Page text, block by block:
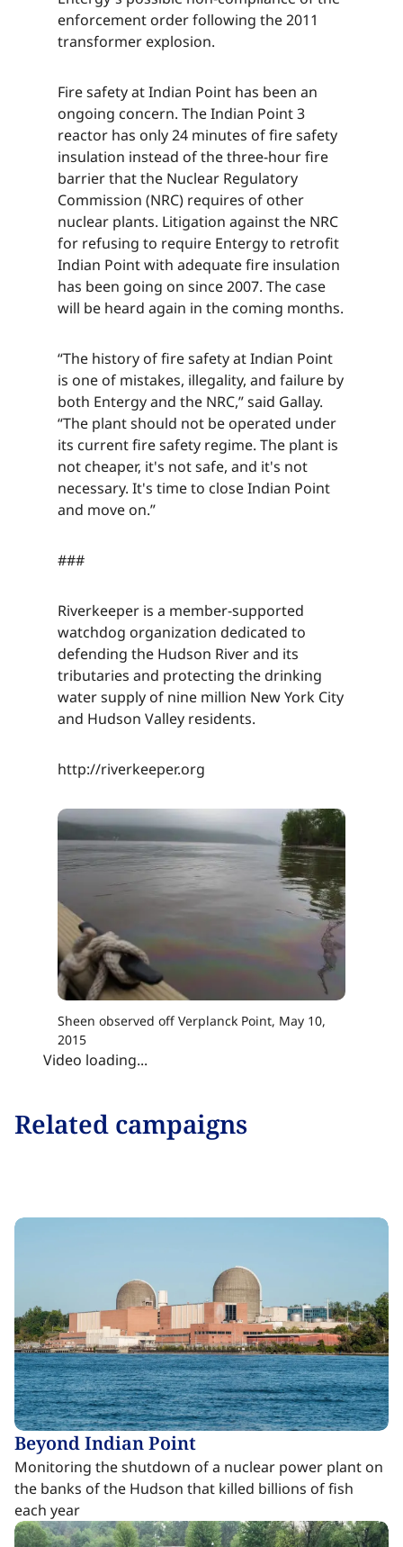
enforcement order following the 2011
transformer explosion.​​​​‌ ‍ ​‍​‍‌‍ ‌ ​‍‌‍‍‌‌‍‌ ‌‍‍‌‌‍ ‍​‍​‍​ ‍‍​‍​‍‌ ​ ‌‍​‌‌‍ ‍‌‍‍‌‌ ‌​‌ ‍‌​‍ ‍‌‍‍‌‌‍ ​‍​‍​‍ ​​‍​‍‌‍‍​‌ ​‍‌‍‌‌‌‍‌‍​‍​‍​ ‍‍​‍​‍‌‍‍​‌ ‌​‌ ‌​‌ ​​‌ ​ ​ ‍‍​‍ ​‍ ‌‍​ ‌‍ ‌‌ ​ ​‍ ‍‌‍ ‌‌‍​‌‌‍‍‌‌‍ ‍​‍ ‍​ ​‍​ ​​​ ​‍​ ‌​‌ ​‍‌‍‌‌‌‍‌​‌‍‌‌‌ ​ ‌‍‍‌‌‍‌ ‌‍ ‍​‍ ‍‌ ​‍‌‍‍‌‌ ‌‍‌‍‌‌‌ ​‍‌‍‍ ‌‍‌‌‌‍‌‌‌ ​​‌‍‌‌‌ ​‍​‍ ‍‌‍ ‌ ​‍‌‍‌ ​‍ ‌‍‍‌‌‍ ‍‌ ‌​‌‍‌‌‌‍ ‍‌ ‌​​‍ ‌‍‌‌‌‍‌​‌‍‍‌‌ ‌​​‍ ‌‍ ‌‌‍ ‌‍‌​‌‍‌‌​ ‌‌ ​​‌ ​‍‌‍‌‌‌ ​ ‌‍‌‌‌‍ ‍‌ ‌​‌‍​‌‌ ‌​‌‍‍‌‌‍ ‌‍ ‍​ ‍ ‌‍‍‌‌‍‌​​ ‌​ ‌​​ ‍​‌‍​‌​ ‌‌‌‍​ ​ ‌​​ ‌ ‌‍‌​​‍ ‌​ ‍‌​ ‍​‌‍‌‍​ ‌‍​‍ ‌​ ‌​‌‍‌‌​ ‍​‌‍‌‍​‍ ‌​ ‍‌​ ​‌​ ‌ ​ ‌ ​‍ ‌​ ‌‍‌‍‌​‌‍‌‍​ ‌​‌‍‌‌​ ​‌‌‍​‌​ ‍​​ ‍​​ ‍‌‌‍​ ‌‍​‌​ ‍ ‌ ‌​‌ ‍‌‌ ​​‌‍‌‌​ ‌‌‍​‌‌ ​‍‌ ‌​‌‍‍‌‌‍​ ‌‍ ​‌‍‌‌​ ‍ ‌ ​​‌‍​‌‌ ‌​‌‍‍​​ ‌‌‍​ ‌‍ ‌‍ ‍‌ ‌​‌‍‌‌‌‍ ‍‌ ‌​​‍‌‌​ ‌‌‌​​‍‌‌ ‌‍‍ ‌‍‌‌‌ ‍‌​‍‌‌​ ​ ‌​‌​​‍‌‌​ ​ ‌​‌​​‍‌‌​ ​‍​ ​‍​ ​ ‌‍​ ​ ‌‍‌‍‌‌​ ‌​​ ​​‌‍‌​​ ‌ ​ ‌‍​ ‍‌‌‍‌​​ ‌ ​‍‌‌​ ​‍​ ​‍​‍‌‌​ ‌‌‌​‌​​‍ ‍‌‍​ ‌‍‍​‌‍‍‌‌‍ ​‌‍‌​‌ ​‍‌‍‌‌‌‍ ‍​‍‌‌​ ‌‌‌​​‍‌‌ ‌‍‍ ‌‍‌‌‌ ‍‌​‍‌‌​ ​ ‌​‌​​‍‌‌​ ​ ‌​‌​​‍‌‌​ ​‍​ ​‍​ ​ ‌‍​ ​ ‌‍‌‍‌‌​ ‌​​ ​​‌‍‌​​ ‌ ​ ‌‍​ ‍‌‌‍‌​​ ‌ ​ ​​​‍‌‌​ ​‍​ ​‍​‍‌‌​ ‌‌‌​‌​​‍ ‍‌ ‌​‌‍‌‌‌ ‍​‌ ‌​​ ‌‍​‍‌‍​‌‌ ​ ‌‍‌‌‌‌‌‌‌ ​‍‌‍ ​​ ‌‌‍‍​‌ ‌​‌ ‌​‌ ​​‌ ​ ​‍‌‌​ ​ ‌​​‌​‍‌‌​ ​‍‌​‌‍​‍‌‌​ ​‍‌​‌‍‌‍​ ‌‍ ‌‌ ​ ​‍ ‍‌‍ ‌‌‍​‌‌‍‍‌‌‍ ‍​‍ ‍​ ​‍​ ​​​ ​‍​ ‌​‌ ​‍‌‍‌‌‌‍‌​‌‍‌‌‌ ​ ‌‍‍‌‌‍‌ ‌‍ ‍​‍ ‍‌ ​‍‌‍‍‌‌ ‌‍‌‍‌‌‌ ​‍‌‍‍ ‌‍‌‌‌‍‌‌‌ ​​‌‍‌‌‌ ​‍​‍ ‍‌‍ ‌ ​‍‌‍‌ ​‍‌‍‌‍‍‌‌‍‌​​ ‌​ ‌​​ ‍​‌‍​‌​ ‌‌‌‍​ ​ ‌​​ ‌ ‌‍‌​​‍ ‌​ ‍‌​ ‍​‌‍‌‍​ ‌‍​‍ ‌​ ‌​‌‍‌‌​ ‍​‌‍‌‍​‍ ‌​ ‍‌​ ​‌​ ‌ ​ ‌ ​‍ ‌​ ‌‍‌‍‌​‌‍‌‍​ ‌​‌‍‌‌​ ​‌‌‍​‌​ ‍​​ ‍​​ ‍‌‌‍​ ‌‍​‌​‍‌‍‌ ‌​‌ ‍‌‌ ​​‌‍‌‌​ ‌‌‍​‌‌ ​‍‌ ‌​‌‍‍‌‌‍​ ‌‍ ​‌‍‌‌​‍‌‍‌ ​​‌‍​‌‌ ‌​‌‍‍​​ ‌‌‍​ ‌‍ ‌‍ ‍‌ ‌​‌‍‌‌‌‍ ‍‌ ‌​​‍‌‌​ ‌‌‌​​‍‌‌ ‌‍‍ ‌‍‌‌‌ ‍‌​‍‌‌​ ​ ‌​‌​​‍‌‌​ ​ ‌​‌​​‍‌‌​ ​‍​ ​‍​ ​ ‌‍​ ​ ‌‍‌‍‌‌​ ‌​​ ​​‌‍‌​​ ‌ ​ ‌‍​ ‍‌‌‍‌​​ ‌ ​‍‌‌​ ​‍​ ​‍​‍‌‌​ ‌‌‌​‌​​‍ ‍‌‍​ ‌‍‍​‌‍‍‌‌‍ ​‌‍‌​‌ ​‍‌‍‌‌‌‍ ‍​‍‌‌​ ‌‌‌​​‍‌‌ ‌‍‍ ‌‍‌‌‌ ‍‌​‍‌‌​ ​ ‌​‌​​‍‌‌​ ​ ‌​‌​​‍‌‌​ ​‍​ ​‍​ ​ ‌‍​ ​ ‌‍‌‍‌‌​ ‌​​ ​​‌‍‌​​ ‌ ​ ‌‍​ ‍‌‌‍‌​​ ‌ ​ ​​​‍‌‌​ ​‍​ ​‍​‍‌‌​ ‌‌‌​‌​​‍ ‍‌ ‌​‌‍‌‌‌ ‍​‌ ‌​​‍‌‍‌ ​​‌‍‌‌‌ ​‍‌ ​ ‌ ​​‌‍‌‌‌‍​ ‌ ‌​‌‍‍‌‌ ‌‍‌‍‌‌​ ‌‌ ​​‌ ‌‌‌‍​‍‌‍ ​‌‍‍‌‌ ​ ‌‍‍​‌‍‌‌‌‍‌​​‍​‍‌ ‌
Fire safety at Indian Point has been an
ongoing concern. The Indian Point 3
reactor has only 24 minutes of fire safety
insulation instead of the three-hour fire
barrier that the Nuclear Regulatory
Commission (NRC) requires of other
nuclear plants. Litigation against the NRC
for refusing to require Entergy to retrofit
Indian Point with adequate fire insulation
has been going on since 2007. The case
will be heard again in the coming months.​​​​‌ ‍ ​‍​‍‌‍ ‌ ​‍‌‍‍‌‌‍‌ ‌‍‍‌‌‍ ‍​‍​‍​ ‍‍​‍​‍‌ ​ ‌‍​‌‌‍ ‍‌‍‍‌‌ ‌​‌ ‍‌​‍ ‍‌‍‍‌‌‍ ​‍​‍​‍ ​​‍​‍‌‍‍​‌ ​‍‌‍‌‌‌‍‌‍​‍​‍​ ‍‍​‍​‍‌‍‍​‌ ‌​‌ ‌​‌ ​​‌ ​ ​ ‍‍​‍ ​‍ ‌‍​ ‌‍ ‌‌ ​ ​‍ ‍‌‍ ‌‌‍​‌‌‍‍‌‌‍ ‍​‍ ‍​ ​‍​ ​​​ ​‍​ ‌​‌ ​‍‌‍‌‌‌‍‌​‌‍‌‌‌ ​ ‌‍‍‌‌‍‌ ‌‍ ‍​‍ ‍‌ ​‍‌‍‍‌‌ ‌‍‌‍‌‌‌ ​‍‌‍‍ ‌‍‌‌‌‍‌‌‌ ​​‌‍‌‌‌ ​‍​‍ ‍‌‍ ‌ ​‍‌‍‌ ​‍ ‌‍‍‌‌‍ ‍‌ ‌​‌‍‌‌‌‍ ‍‌ ‌​​‍ ‌‍‌‌‌‍‌​‌‍‍‌‌ ‌​​‍ ‌‍ ‌‌‍ ‌‍‌​‌‍‌‌​ ‌‌ ​​‌ ​‍‌‍‌‌‌ ​ ‌‍‌‌‌‍ ‍‌ ‌​‌‍​‌‌ ‌​‌‍‍‌‌‍ ‌‍ ‍​ ‍ ‌‍‍‌‌‍‌​​ ‌​ ‌​​ ‍​‌‍​‌​ ‌‌‌‍​ ​ ‌​​ ‌ ‌‍‌​​‍ ‌​ ‍‌​ ‍​‌‍‌‍​ ‌‍​‍ ‌​ ‌​‌‍‌‌​ ‍​‌‍‌‍​‍ ‌​ ‍‌​ ​‌​ ‌ ​ ‌ ​‍ ‌​ ‌‍‌‍‌​‌‍‌‍​ ‌​‌‍‌‌​ ​‌‌‍​‌​ ‍​​ ‍​​ ‍‌‌‍​ ‌‍​‌​ ‍ ‌ ‌​‌ ‍‌‌ ​​‌‍‌‌​ ‌‌‍​‌‌ ​‍‌ ‌​‌‍‍‌‌‍​ ‌‍ ​‌‍‌‌​ ‍ ‌ ​​‌‍​‌‌ ‌​‌‍‍​​ ‌‌‍​ ‌‍ ‌‍ ‍‌ ‌​‌‍‌‌‌‍ ‍‌ ‌​​‍‌‌​ ‌‌‌​​‍‌‌ ‌‍‍ ‌‍‌‌‌ ‍‌​‍‌‌​ ​ ‌​‌​​‍‌‌​ ​ ‌​‌​​‍‌‌​ ​‍​ ​‍​ ‍​‌‍​‍​ ​‌​ ​‌‌‍‌‍​ ‍‌​ ‍​​ ‍‌‌‍​‌​ ‌​‌‍‌‍‌‍‌‍​‍‌‌​ ​‍​ ​‍​‍‌‌​ ‌‌‌​‌​​‍ ‍‌‍​ ‌‍‍​‌‍‍‌‌‍ ​‌‍‌​‌ ​‍‌‍‌‌‌‍ ‍​‍‌‌​ ‌‌‌​​‍‌‌ ‌‍‍ ‌‍‌‌‌ ‍‌​‍‌‌​ ​ ‌​‌​​‍‌‌​ ​ ‌​‌​​‍‌‌​ ​‍​ ​‍​ ‍​‌‍​‍​ ​‌​ ​‌‌‍‌‍​ ‍‌​ ‍​​ ‍‌‌‍​‌​ ‌​‌‍‌‍‌‍‌‍​ ​​​‍‌‌​ ​‍​ ​‍​‍‌‌​ ‌‌‌​‌​​‍ ‍‌ ‌​‌‍‌‌‌ ‍​‌ ‌​​ ‌‍​‍‌‍​‌‌ ​ ‌‍‌‌‌‌‌‌‌ ​‍‌‍ ​​ ‌‌‍‍​‌ ‌​‌ ‌​‌ ​​‌ ​ ​‍‌‌​ ​ ‌​​‌​‍‌‌​ ​‍‌​‌‍​‍‌‌​ ​‍‌​‌‍‌‍​ ‌‍ ‌‌ ​ ​‍ ‍‌‍ ‌‌‍​‌‌‍‍‌‌‍ ‍​‍ ‍​ ​‍​ ​​​ ​‍​ ‌​‌ ​‍‌‍‌‌‌‍‌​‌‍‌‌‌ ​ ‌‍‍‌‌‍‌ ‌‍ ‍​‍ ‍‌ ​‍‌‍‍‌‌ ‌‍‌‍‌‌‌ ​‍‌‍‍ ‌‍‌‌‌‍‌‌‌ ​​‌‍‌‌‌ ​‍​‍ ‍‌‍ ‌ ​‍‌‍‌ ​‍‌‍‌‍‍‌‌‍‌​​ ‌​ ‌​​ ‍​‌‍​‌​ ‌‌‌‍​ ​ ‌​​ ‌ ‌‍‌​​‍ ‌​ ‍‌​ ‍​‌‍‌‍​ ‌‍​‍ ‌​ ‌​‌‍‌‌​ ‍​‌‍‌‍​‍ ‌​ ‍‌​ ​‌​ ‌ ​ ‌ ​‍ ‌​ ‌‍‌‍‌​‌‍‌‍​ ‌​‌‍‌‌​ ​‌‌‍​‌​ ‍​​ ‍​​ ‍‌‌‍​ ‌‍​‌​‍‌‍‌ ‌​‌ ‍‌‌ ​​‌‍‌‌​ ‌‌‍​‌‌ ​‍‌ ‌​‌‍‍‌‌‍​ ‌‍ ​‌‍‌‌​‍‌‍‌ ​​‌‍​‌‌ ‌​‌‍‍​​ ‌‌‍​ ‌‍ ‌‍ ‍‌ ‌​‌‍‌‌‌‍ ‍‌ ‌​​‍‌‌​ ‌‌‌​​‍‌‌ ‌‍‍ ‌‍‌‌‌ ‍‌​‍‌‌​ ​ ‌​‌​​‍‌‌​ ​ ‌​‌​​‍‌‌​ ​‍​ ​‍​ ‍​‌‍​‍​ ​‌​ ​‌‌‍‌‍​ ‍‌​ ‍​​ ‍‌‌‍​‌​ ‌​‌‍‌‍‌‍‌‍​‍‌‌​ ​‍​ ​‍​‍‌‌​ ‌‌‌​‌​​‍ ‍‌‍​ ‌‍‍​‌‍‍‌‌‍ ​‌‍‌​‌ ​‍‌‍‌‌‌‍ ‍​‍‌‌​ ‌‌‌​​‍‌‌ ‌‍‍ ‌‍‌‌‌ ‍‌​‍‌‌​ ​ ‌​‌​​‍‌‌​ ​ ‌​‌​​‍‌‌​ ​‍​ ​‍​ ‍​‌‍​‍​ ​‌​ ​‌‌‍‌‍​ ‍‌​ ‍​​ ‍‌‌‍​‌​ ‌​‌‍‌‍‌‍‌‍​ ​​​‍‌‌​ ​‍​ ​‍​‍‌‌​ ‌‌‌​‌​​‍ ‍‌ ‌​‌‍‌‌‌ ‍​‌ ‌​​‍‌‍‌ ​​‌‍‌‌‌ ​‍‌ ​ ‌ ​​‌‍‌‌‌‍​ ‌ ‌​‌‍‍‌‌ ‌‍‌‍‌‌​ ‌‌ ​​‌ ‌‌‌‍​‍‌‍ ​‌‍‍‌‌ ​ ‌‍‍​‌‍‌‌‌‍‌​​‍​‍‌ ‌
“The history of fire safety at Indian Point
is one of mistakes, illegality, and failure by
both Entergy and the NRC,” said Gallay.
“The plant should not be operated under
its current fire safety regime. The plant is
not cheaper, it's not safe, and it's not
necessary. It's time to close Indian Point
and move on.”​​​​‌ ‍ ​‍​‍‌‍ ‌ ​‍‌‍‍‌‌‍‌ ‌‍‍‌‌‍ ‍​‍​‍​ ‍‍​‍​‍‌ ​ ‌‍​‌‌‍ ‍‌‍‍‌‌ ‌​‌ ‍‌​‍ ‍‌‍‍‌‌‍ ​‍​‍​‍ ​​‍​‍‌‍‍​‌ ​‍‌‍‌‌‌‍‌‍​‍​‍​ ‍‍​‍​‍‌‍‍​‌ ‌​‌ ‌​‌ ​​‌ ​ ​ ‍‍​‍ ​‍ ‌‍​ ‌‍ ‌‌ ​ ​‍ ‍‌‍ ‌‌‍​‌‌‍‍‌‌‍ ‍​‍ ‍​ ​‍​ ​​​ ​‍​ ‌​‌ ​‍‌‍‌‌‌‍‌​‌‍‌‌‌ ​ ‌‍‍‌‌‍‌ ‌‍ ‍​‍ ‍‌ ​‍‌‍‍‌‌ ‌‍‌‍‌‌‌ ​‍‌‍‍ ‌‍‌‌‌‍‌‌‌ ​​‌‍‌‌‌ ​‍​‍ ‍‌‍ ‌ ​‍‌‍‌ ​‍ ‌‍‍‌‌‍ ‍‌ ‌​‌‍‌‌‌‍ ‍‌ ‌​​‍ ‌‍‌‌‌‍‌​‌‍‍‌‌ ‌​​‍ ‌‍ ‌‌‍ ‌‍‌​‌‍‌‌​ ‌‌ ​​‌ ​‍‌‍‌‌‌ ​ ‌‍‌‌‌‍ ‍‌ ‌​‌‍​‌‌ ‌​‌‍‍‌‌‍ ‌‍ ‍​ ‍ ‌‍‍‌‌‍‌​​ ‌​ ‌​​ ‍​‌‍​‌​ ‌‌‌‍​ ​ ‌​​ ‌ ‌‍‌​​‍ ‌​ ‍‌​ ‍​‌‍‌‍​ ‌‍​‍ ‌​ ‌​‌‍‌‌​ ‍​‌‍‌‍​‍ ‌​ ‍‌​ ​‌​ ‌ ​ ‌ ​‍ ‌​ ‌‍‌‍‌​‌‍‌‍​ ‌​‌‍‌‌​ ​‌‌‍​‌​ ‍​​ ‍​​ ‍‌‌‍​ ‌‍​‌​ ‍ ‌ ‌​‌ ‍‌‌ ​​‌‍‌‌​ ‌‌‍​‌‌ ​‍‌ ‌​‌‍‍‌‌‍​ ‌‍ ​‌‍‌‌​ ‍ ‌ ​​‌‍​‌‌ ‌​‌‍‍​​ ‌‌‍​ ‌‍ ‌‍ ‍‌ ‌​‌‍‌‌‌‍ ‍‌ ‌​​‍‌‌​ ‌‌‌​​‍‌‌ ‌‍‍ ‌‍‌‌‌ ‍‌​‍‌‌​ ​ ‌​‌​​‍‌‌​ ​ ‌​‌​​‍‌‌​ ​‍​ ​‍​ ‌ ​ ‍​‌‍‌‌​ ‌‌‌‍‌‍​ ‍​‌‍‌‌​ ‍​‌‍‌​​ ‌​​ ​ ​ ​ ​‍‌‌​ ​‍​ ​‍​‍‌‌​ ‌‌‌​‌​​‍ ‍‌‍​ ‌‍‍​‌‍‍‌‌‍ ​‌‍‌​‌ ​‍‌‍‌‌‌‍ ‍​‍‌‌​ ‌‌‌​​‍‌‌ ‌‍‍ ‌‍‌‌‌ ‍‌​‍‌‌​ ​ ‌​‌​​‍‌‌​ ​ ‌​‌​​‍‌‌​ ​‍​ ​‍​ ‌ ​ ‍​‌‍‌‌​ ‌‌‌‍‌‍​ ‍​‌‍‌‌​ ‍​‌‍‌​​ ‌​​ ​ ​ ​ ​ ​​​‍‌‌​ ​‍​ ​‍​‍‌‌​ ‌‌‌​‌​​‍ ‍‌ ‌​‌‍‌‌‌ ‍​‌ ‌​​ ‌‍​‍‌‍​‌‌ ​ ‌‍‌‌‌‌‌‌‌ ​‍‌‍ ​​ ‌‌‍‍​‌ ‌​‌ ‌​‌ ​​‌ ​ ​‍‌‌​ ​ ‌​​‌​‍‌‌​ ​‍‌​‌‍​‍‌‌​ ​‍‌​‌‍‌‍​ ‌‍ ‌‌ ​ ​‍ ‍‌‍ ‌‌‍​‌‌‍‍‌‌‍ ‍​‍ ‍​ ​‍​ ​​​ ​‍​ ‌​‌ ​‍‌‍‌‌‌‍‌​‌‍‌‌‌ ​ ‌‍‍‌‌‍‌ ‌‍ ‍​‍ ‍‌ ​‍‌‍‍‌‌ ‌‍‌‍‌‌‌ ​‍‌‍‍ ‌‍‌‌‌‍‌‌‌ ​​‌‍‌‌‌ ​‍​‍ ‍‌‍ ‌ ​‍‌‍‌ ​‍‌‍‌‍‍‌‌‍‌​​ ‌​ ‌​​ ‍​‌‍​‌​ ‌‌‌‍​ ​ ‌​​ ‌ ‌‍‌​​‍ ‌​ ‍‌​ ‍​‌‍‌‍​ ‌‍​‍ ‌​ ‌​‌‍‌‌​ ‍​‌‍‌‍​‍ ‌​ ‍‌​ ​‌​ ‌ ​ ‌ ​‍ ‌​ ‌‍‌‍‌​‌‍‌‍​ ‌​‌‍‌‌​ ​‌‌‍​‌​ ‍​​ ‍​​ ‍‌‌‍​ ‌‍​‌​‍‌‍‌ ‌​‌ ‍‌‌ ​​‌‍‌‌​ ‌‌‍​‌‌ ​‍‌ ‌​‌‍‍‌‌‍​ ‌‍ ​‌‍‌‌​‍‌‍‌ ​​‌‍​‌‌ ‌​‌‍‍​​ ‌‌‍​ ‌‍ ‌‍ ‍‌ ‌​‌‍‌‌‌‍ ‍‌ ‌​​‍‌‌​ ‌‌‌​​‍‌‌ ‌‍‍ ‌‍‌‌‌ ‍‌​‍‌‌​ ​ ‌​‌​​‍‌‌​ ​ ‌​‌​​‍‌‌​ ​‍​ ​‍​ ‌ ​ ‍​‌‍‌‌​ ‌‌‌‍‌‍​ ‍​‌‍‌‌​ ‍​‌‍‌​​ ‌​​ ​ ​ ​ ​‍‌‌​ ​‍​ ​‍​‍‌‌​ ‌‌‌​‌​​‍ ‍‌‍​ ‌‍‍​‌‍‍‌‌‍ ​‌‍‌​‌ ​‍‌‍‌‌‌‍ ‍​‍‌‌​ ‌‌‌​​‍‌‌ ‌‍‍ ‌‍‌‌‌ ‍‌​‍‌‌​ ​ ‌​‌​​‍‌‌​ ​ ‌​‌​​‍‌‌​ ​‍​ ​‍​ ‌ ​ ‍​‌‍‌‌​ ‌‌‌‍‌‍​ ‍​‌‍‌‌​ ‍​‌‍‌​​ ‌​​ ​ ​ ​ ​ ​​​‍‌‌​ ​‍​ ​‍​‍‌‌​ ‌‌‌​‌​​‍ ‍‌ ‌​‌‍‌‌‌ ‍​‌ ‌​​‍‌‍‌ ​​‌‍‌‌‌ ​‍‌ ​ ‌ ​​‌‍‌‌‌‍​ ‌ ‌​‌‍‍‌‌ ‌‍‌‍‌‌​ ‌‌ ​​‌ ‌‌‌‍​‍‌‍ ​‌‍‍‌‌ ​ ‌‍‍​‌‍‌‌‌‍‌​​‍​‍‌ ‌
###​​​​‌ ‍ ​‍​‍‌‍ ‌ ​‍‌‍‍‌‌‍‌ ‌‍‍‌‌‍ ‍​‍​‍​ ‍‍​‍​‍‌ ​ ‌‍​‌‌‍ ‍‌‍‍‌‌ ‌​‌ ‍‌​‍ ‍‌‍‍‌‌‍ ​‍​‍​‍ ​​‍​‍‌‍‍​‌ ​‍‌‍‌‌‌‍‌‍​‍​‍​ ‍‍​‍​‍‌‍‍​‌ ‌​‌ ‌​‌ ​​‌ ​ ​ ‍‍​‍ ​‍ ‌‍​ ‌‍ ‌‌ ​ ​‍ ‍‌‍ ‌‌‍​‌‌‍‍‌‌‍ ‍​‍ ‍​ ​‍​ ​​​ ​‍​ ‌​‌ ​‍‌‍‌‌‌‍‌​‌‍‌‌‌ ​ ‌‍‍‌‌‍‌ ‌‍ ‍​‍ ‍‌ ​‍‌‍‍‌‌ ‌‍‌‍‌‌‌ ​‍‌‍‍ ‌‍‌‌‌‍‌‌‌ ​​‌‍‌‌‌ ​‍​‍ ‍‌‍ ‌ ​‍‌‍‌ ​‍ ‌‍‍‌‌‍ ‍‌ ‌​‌‍‌‌‌‍ ‍‌ ‌​​‍ ‌‍‌‌‌‍‌​‌‍‍‌‌ ‌​​‍ ‌‍ ‌‌‍ ‌‍‌​‌‍‌‌​ ‌‌ ​​‌ ​‍‌‍‌‌‌ ​ ‌‍‌‌‌‍ ‍‌ ‌​‌‍​‌‌ ‌​‌‍‍‌‌‍ ‌‍ ‍​ ‍ ‌‍‍‌‌‍‌​​ ‌​ ‌​​ ‍​‌‍​‌​ ‌‌‌‍​ ​ ‌​​ ‌ ‌‍‌​​‍ ‌​ ‍‌​ ‍​‌‍‌‍​ ‌‍​‍ ‌​ ‌​‌‍‌‌​ ‍​‌‍‌‍​‍ ‌​ ‍‌​ ​‌​ ‌ ​ ‌ ​‍ ‌​ ‌‍‌‍‌​‌‍‌‍​ ‌​‌‍‌‌​ ​‌‌‍​‌​ ‍​​ ‍​​ ‍‌‌‍​ ‌‍​‌​ ‍ ‌ ‌​‌ ‍‌‌ ​​‌‍‌‌​ ‌‌‍​‌‌ ​‍‌ ‌​‌‍‍‌‌‍​ ‌‍ ​‌‍‌‌​ ‍ ‌ ​​‌‍​‌‌ ‌​‌‍‍​​ ‌‌‍​ ‌‍ ‌‍ ‍‌ ‌​‌‍‌‌‌‍ ‍‌ ‌​​‍‌‌​ ‌‌‌​​‍‌‌ ‌‍‍ ‌‍‌‌‌ ‍‌​‍‌‌​ ​ ‌​‌​​‍‌‌​ ​ ‌​‌​​‍‌‌​ ​‍​ ​‍‌‍​‍‌‍​‍​ ‌‍‌‍​ ​ ​​​ ​​‌‍​‌​ ​ ​ ‌ ​ ​‌​ ​‍​ ‌‍​‍‌‌​ ​‍​ ​‍​‍‌‌​ ‌‌‌​‌​​‍ ‍‌‍​ ‌‍‍​‌‍‍‌‌‍ ​‌‍‌​‌ ​‍‌‍‌‌‌‍ ‍​‍‌‌​ ‌‌‌​​‍‌‌ ‌‍‍ ‌‍‌‌‌ ‍‌​‍‌‌​ ​ ‌​‌​​‍‌‌​ ​ ‌​‌​​‍‌‌​ ​‍​ ​‍‌‍​‍‌‍​‍​ ‌‍‌‍​ ​ ​​​ ​​‌‍​‌​ ​ ​ ‌ ​ ​‌​ ​‍​ ‌‍​ ​​​‍‌‌​ ​‍​ ​‍​‍‌‌​ ‌‌‌​‌​​‍ ‍‌ ‌​‌‍‌‌‌ ‍​‌ ‌​​ ‌‍​‍‌‍​‌‌ ​ ‌‍‌‌‌‌‌‌‌ ​‍‌‍ ​​ ‌‌‍‍​‌ ‌​‌ ‌​‌ ​​‌ ​ ​‍‌‌​ ​ ‌​​‌​‍‌‌​ ​‍‌​‌‍​‍‌‌​ ​‍‌​‌‍‌‍​ ‌‍ ‌‌ ​ ​‍ ‍‌‍ ‌‌‍​‌‌‍‍‌‌‍ ‍​‍ ‍​ ​‍​ ​​​ ​‍​ ‌​‌ ​‍‌‍‌‌‌‍‌​‌‍‌‌‌ ​ ‌‍‍‌‌‍‌ ‌‍ ‍​‍ ‍‌ ​‍‌‍‍‌‌ ‌‍‌‍‌‌‌ ​‍‌‍‍ ‌‍‌‌‌‍‌‌‌ ​​‌‍‌‌‌ ​‍​‍ ‍‌‍ ‌ ​‍‌‍‌ ​‍‌‍‌‍‍‌‌‍‌​​ ‌​ ‌​​ ‍​‌‍​‌​ ‌‌‌‍​ ​ ‌​​ ‌ ‌‍‌​​‍ ‌​ ‍‌​ ‍​‌‍‌‍​ ‌‍​‍ ‌​ ‌​‌‍‌‌​ ‍​‌‍‌‍​‍ ‌​ ‍‌​ ​‌​ ‌ ​ ‌ ​‍ ‌​ ‌‍‌‍‌​‌‍‌‍​ ‌​‌‍‌‌​ ​‌‌‍​‌​ ‍​​ ‍​​ ‍‌‌‍​ ‌‍​‌​‍‌‍‌ ‌​‌ ‍‌‌ ​​‌‍‌‌​ ‌‌‍​‌‌ ​‍‌ ‌​‌‍‍‌‌‍​ ‌‍ ​‌‍‌‌​‍‌‍‌ ​​‌‍​‌‌ ‌​‌‍‍​​ ‌‌‍​ ‌‍ ‌‍ ‍‌ ‌​‌‍‌‌‌‍ ‍‌ ‌​​‍‌‌​ ‌‌‌​​‍‌‌ ‌‍‍ ‌‍‌‌‌ ‍‌​‍‌‌​ ​ ‌​‌​​‍‌‌​ ​ ‌​‌​​‍‌‌​ ​‍​ ​‍‌‍​‍‌‍​‍​ ‌‍‌‍​ ​ ​​​ ​​‌‍​‌​ ​ ​ ‌ ​ ​‌​ ​‍​ ‌‍​‍‌‌​ ​‍​ ​‍​‍‌‌​ ‌‌‌​‌​​‍ ‍‌‍​ ‌‍‍​‌‍‍‌‌‍ ​‌‍‌​‌ ​‍‌‍‌‌‌‍ ‍​‍‌‌​ ‌‌‌​​‍‌‌ ‌‍‍ ‌‍‌‌‌ ‍‌​‍‌‌​ ​ ‌​‌​​‍‌‌​ ​ ‌​‌​​‍‌‌​ ​‍​ ​‍‌‍​‍‌‍​‍​ ‌‍‌‍​ ​ ​​​ ​​‌‍​‌​ ​ ​ ‌ ​ ​‌​ ​‍​ ‌‍​ ​​​‍‌‌​ ​‍​ ​‍​‍‌‌​ ‌‌‌​‌​​‍ ‍‌ ‌​‌‍‌‌‌ ‍​‌ ‌​​‍‌‍‌ ​​‌‍‌‌‌ ​‍‌ ​ ‌ ​​‌‍‌‌‌‍​ ‌ ‌​‌‍‍‌‌ ‌‍‌‍‌‌​ ‌‌ ​​‌ ‌‌‌‍​‍‌‍ ​‌‍‍‌‌ ​ ‌‍‍​‌‍‌‌‌‍‌​​‍​‍‌ ‌
Riverkeeper is a member-supported
watchdog organization dedicated to
defending the Hudson River and its
tributaries and protecting the drinking
water supply of nine million New York City
and Hudson Valley residents.​​​​‌ ‍ ​‍​‍‌‍ ‌ ​‍‌‍‍‌‌‍‌ ‌‍‍‌‌‍ ‍​‍​‍​ ‍‍​‍​‍‌ ​ ‌‍​‌‌‍ ‍‌‍‍‌‌ ‌​‌ ‍‌​‍ ‍‌‍‍‌‌‍ ​‍​‍​‍ ​​‍​‍‌‍‍​‌ ​‍‌‍‌‌‌‍‌‍​‍​‍​ ‍‍​‍​‍‌‍‍​‌ ‌​‌ ‌​‌ ​​‌ ​ ​ ‍‍​‍ ​‍ ‌‍​ ‌‍ ‌‌ ​ ​‍ ‍‌‍ ‌‌‍​‌‌‍‍‌‌‍ ‍​‍ ‍​ ​‍​ ​​​ ​‍​ ‌​‌ ​‍‌‍‌‌‌‍‌​‌‍‌‌‌ ​ ‌‍‍‌‌‍‌ ‌‍ ‍​‍ ‍‌ ​‍‌‍‍‌‌ ‌‍‌‍‌‌‌ ​‍‌‍‍ ‌‍‌‌‌‍‌‌‌ ​​‌‍‌‌‌ ​‍​‍ ‍‌‍ ‌ ​‍‌‍‌ ​‍ ‌‍‍‌‌‍ ‍‌ ‌​‌‍‌‌‌‍ ‍‌ ‌​​‍ ‌‍‌‌‌‍‌​‌‍‍‌‌ ‌​​‍ ‌‍ ‌‌‍ ‌‍‌​‌‍‌‌​ ‌‌ ​​‌ ​‍‌‍‌‌‌ ​ ‌‍‌‌‌‍ ‍‌ ‌​‌‍​‌‌ ‌​‌‍‍‌‌‍ ‌‍ ‍​ ‍ ‌‍‍‌‌‍‌​​ ‌​ ‌​​ ‍​‌‍​‌​ ‌‌‌‍​ ​ ‌​​ ‌ ‌‍‌​​‍ ‌​ ‍‌​ ‍​‌‍‌‍​ ‌‍​‍ ‌​ ‌​‌‍‌‌​ ‍​‌‍‌‍​‍ ‌​ ‍‌​ ​‌​ ‌ ​ ‌ ​‍ ‌​ ‌‍‌‍‌​‌‍‌‍​ ‌​‌‍‌‌​ ​‌‌‍​‌​ ‍​​ ‍​​ ‍‌‌‍​ ‌‍​‌​ ‍ ‌ ‌​‌ ‍‌‌ ​​‌‍‌‌​ ‌‌‍​‌‌ ​‍‌ ‌​‌‍‍‌‌‍​ ‌‍ ​‌‍‌‌​ ‍ ‌ ​​‌‍​‌‌ ‌​‌‍‍​​ ‌‌‍​ ‌‍ ‌‍ ‍‌ ‌​‌‍‌‌‌‍ ‍‌ ‌​​‍‌‌​ ‌‌‌​​‍‌‌ ‌‍‍ ‌‍‌‌‌ ‍‌​‍‌‌​ ​ ‌​‌​​‍‌‌​ ​ ‌​‌​​‍‌‌​ ​‍​ ​‍​ ​‌‌‍‌​​ ​​‌‍‌​‌‍​‍‌‍‌‌‌‍‌‍​ ‍​​ ​‌‌‍​‍​ ‌ ​ ​ ​‍‌‌​ ​‍​ ​‍​‍‌‌​ ‌‌‌​‌​​‍ ‍‌‍​ ‌‍‍​‌‍‍‌‌‍ ​‌‍‌​‌ ​‍‌‍‌‌‌‍ ‍​‍‌‌​ ‌‌‌​​‍‌‌ ‌‍‍ ‌‍‌‌‌ ‍‌​‍‌‌​ ​ ‌​‌​​‍‌‌​ ​ ‌​‌​​‍‌‌​ ​‍​ ​‍​ ​‌‌‍‌​​ ​​‌‍‌​‌‍​‍‌‍‌‌‌‍‌‍​ ‍​​ ​‌‌‍​‍​ ‌ ​ ​ ​ ​​​‍‌‌​ ​‍​ ​‍​‍‌‌​ ‌‌‌​‌​​‍ ‍‌ ‌​‌‍‌‌‌ ‍​‌ ‌​​ ‌‍​‍‌‍​‌‌ ​ ‌‍‌‌‌‌‌‌‌ ​‍‌‍ ​​ ‌‌‍‍​‌ ‌​‌ ‌​‌ ​​‌ ​ ​‍‌‌​ ​ ‌​​‌​‍‌‌​ ​‍‌​‌‍​‍‌‌​ ​‍‌​‌‍‌‍​ ‌‍ ‌‌ ​ ​‍ ‍‌‍ ‌‌‍​‌‌‍‍‌‌‍ ‍​‍ ‍​ ​‍​ ​​​ ​‍​ ‌​‌ ​‍‌‍‌‌‌‍‌​‌‍‌‌‌ ​ ‌‍‍‌‌‍‌ ‌‍ ‍​‍ ‍‌ ​‍‌‍‍‌‌ ‌‍‌‍‌‌‌ ​‍‌‍‍ ‌‍‌‌‌‍‌‌‌ ​​‌‍‌‌‌ ​‍​‍ ‍‌‍ ‌ ​‍‌‍‌ ​‍‌‍‌‍‍‌‌‍‌​​ ‌​ ‌​​ ‍​‌‍​‌​ ‌‌‌‍​ ​ ‌​​ ‌ ‌‍‌​​‍ ‌​ ‍‌​ ‍​‌‍‌‍​ ‌‍​‍ ‌​ ‌​‌‍‌‌​ ‍​‌‍‌‍​‍ ‌​ ‍‌​ ​‌​ ‌ ​ ‌ ​‍ ‌​ ‌‍‌‍‌​‌‍‌‍​ ‌​‌‍‌‌​ ​‌‌‍​‌​ ‍​​ ‍​​ ‍‌‌‍​ ‌‍​‌​‍‌‍‌ ‌​‌ ‍‌‌ ​​‌‍‌‌​ ‌‌‍​‌‌ ​‍‌ ‌​‌‍‍‌‌‍​ ‌‍ ​‌‍‌‌​‍‌‍‌ ​​‌‍​‌‌ ‌​‌‍‍​​ ‌‌‍​ ‌‍ ‌‍ ‍‌ ‌​‌‍‌‌‌‍ ‍‌ ‌​​‍‌‌​ ‌‌‌​​‍‌‌ ‌‍‍ ‌‍‌‌‌ ‍‌​‍‌‌​ ​ ‌​‌​​‍‌‌​ ​ ‌​‌​​‍‌‌​ ​‍​ ​‍​ ​‌‌‍‌​​ ​​‌‍‌​‌‍​‍‌‍‌‌‌‍‌‍​ ‍​​ ​‌‌‍​‍​ ‌ ​ ​ ​‍‌‌​ ​‍​ ​‍​‍‌‌​ ‌‌‌​‌​​‍ ‍‌‍​ ‌‍‍​‌‍‍‌‌‍ ​‌‍‌​‌ ​‍‌‍‌‌‌‍ ‍​‍‌‌​ ‌‌‌​​‍‌‌ ‌‍‍ ‌‍‌‌‌ ‍‌​‍‌‌​ ​ ‌​‌​​‍‌‌​ ​ ‌​‌​​‍‌‌​ ​‍​ ​‍​ ​‌‌‍‌​​ ​​‌‍‌​‌‍​‍‌‍‌‌‌‍‌‍​ ‍​​ ​‌‌‍​‍​ ‌ ​ ​ ​ ​​​‍‌‌​ ​‍​ ​‍​‍‌‌​ ‌‌‌​‌​​‍ ‍‌ ‌​‌‍‌‌‌ ‍​‌ ‌​​‍‌‍‌ ​​‌‍‌‌‌ ​‍‌ ​ ‌ ​​‌‍‌‌‌‍​ ‌ ‌​‌‍‍‌‌ ‌‍‌‍‌‌​ ‌‌ ​​‌ ‌‌‌‍​‍‌‍ ​‌‍‍‌‌ ​ ‌‍‍​‌‍‌‌‌‍‌​​‍​‍‌ ‌
http://riverkeeper.org
Sheen observed off Verplanck Point, May 10,
2015​​​​‌ ‍ ​‍​‍‌‍ ‌ ​‍‌‍‍‌‌‍‌ ‌‍‍‌‌‍ ‍​‍​‍​ ‍‍​‍​‍‌ ​ ‌‍​‌‌‍ ‍‌‍‍‌‌ ‌​‌ ‍‌​‍ ‍‌‍‍‌‌‍ ​‍​‍​‍ ​​‍​‍‌‍‍​‌ ​‍‌‍‌‌‌‍‌‍​‍​‍​ ‍‍​‍​‍‌‍‍​‌ ‌​‌ ‌​‌ ​​‌ ​ ​ ‍‍​‍ ​‍ ‌‍​ ‌‍ ‌‌ ​ ​‍ ‍‌‍ ‌‌‍​‌‌‍‍‌‌‍ ‍​‍ ‍​ ​‍​ ​​​ ​‍​ ‌​‌ ​‍‌‍‌‌‌‍‌​‌‍‌‌‌ ​ ‌‍‍‌‌‍‌ ‌‍ ‍​‍ ‍‌ ​‍‌‍‍‌‌ ‌‍‌‍‌‌‌ ​‍‌‍‍ ‌‍‌‌‌‍‌‌‌ ​​‌‍‌‌‌ ​‍​‍ ‍‌‍ ‌ ​‍‌‍‌ ​‍ ‌‍‍‌‌‍ ‍‌ ‌​‌‍‌‌‌‍ ‍‌ ‌​​‍ ‌‍‌‌‌‍‌​‌‍‍‌‌ ‌​​‍ ‌‍ ‌‌‍ ‌‍‌​‌‍‌‌​ ‌‌ ​​‌ ​‍‌‍‌‌‌ ​ ‌‍‌‌‌‍ ‍‌ ‌​‌‍​‌‌ ‌​‌‍‍‌‌‍ ‌‍ ‍​ ‍ ‌‍‍‌‌‍‌​​ ‌​ ‌​​ ‍​‌‍​‌​ ‌‌‌‍​ ​ ‌​​ ‌ ‌‍‌​​‍ ‌​ ‍‌​ ‍​‌‍‌‍​ ‌‍​‍ ‌​ ‌​‌‍‌‌​ ‍​‌‍‌‍​‍ ‌​ ‍‌​ ​‌​ ‌ ​ ‌ ​‍ ‌​ ‌‍‌‍‌​‌‍‌‍​ ‌​‌‍‌‌​ ​‌‌‍​‌​ ‍​​ ‍​​ ‍‌‌‍​ ‌‍​‌​ ‍ ‌ ‌​‌ ‍‌‌ ​​‌‍‌‌​ ‌‌‍​‌‌ ​‍‌ ‌​‌‍‍‌‌‍​ ‌‍ ​‌‍‌‌​ ‍ ‌ ​​‌‍​‌‌ ‌​‌‍‍​​ ‌‌‍​ ‌‍ ‌‍ ‍‌ ‌​‌‍‌‌‌‍ ‍‌ ‌​​‍‌‌​ ‌‌‌​​‍‌‌ ‌‍‍ ‌‍‌‌‌ ‍‌​‍‌‌​ ​ ‌​‌​​‍‌‌​ ​ ‌​‌​​‍‌‌​ ​‍​ ​‍​ ​‍‌‍‌‌‌‍​‍​ ‌​​ ‌ ​ ‍‌‌‍​‍‌‍‌‌​ ​‍​ ‌‍‌‍‌​​ ‍‌​‍‌‌​ ​‍​ ​‍​‍‌‌​ ‌‌‌​‌​​‍ ‍‌‍​ ‌‍​‌‌ ​​‌ ‌​‌‍‍‌‌‍ ‌‍ ‍​ ‌‍​‍‌‍​‌‌ ​ ‌‍‌‌‌‌‌‌‌ ​‍‌‍ ​​ ‌‌‍‍​‌ ‌​‌ ‌​‌ ​​‌ ​ ​‍‌‌​ ​ ‌​​‌​‍‌‌​ ​‍‌​‌‍​‍‌‌​ ​‍‌​‌‍‌‍​ ‌‍ ‌‌ ​ ​‍ ‍‌‍ ‌‌‍​‌‌‍‍‌‌‍ ‍​‍ ‍​ ​‍​ ​​​ ​‍​ ‌​‌ ​‍‌‍‌‌‌‍‌​‌‍‌‌‌ ​ ‌‍‍‌‌‍‌ ‌‍ ‍​‍ ‍‌ ​‍‌‍‍‌‌ ‌‍‌‍‌‌‌ ​‍‌‍‍ ‌‍‌‌‌‍‌‌‌ ​​‌‍‌‌‌ ​‍​‍ ‍‌‍ ‌ ​‍‌‍‌ ​‍‌‍‌‍‍‌‌‍‌​​ ‌​ ‌​​ ‍​‌‍​‌​ ‌‌‌‍​ ​ ‌​​ ‌ ‌‍‌​​‍ ‌​ ‍‌​ ‍​‌‍‌‍​ ‌‍​‍ ‌​ ‌​‌‍‌‌​ ‍​‌‍‌‍​‍ ‌​ ‍‌​ ​‌​ ‌ ​ ‌ ​‍ ‌​ ‌‍‌‍‌​‌‍‌‍​ ‌​‌‍‌‌​ ​‌‌‍​‌​ ‍​​ ‍​​ ‍‌‌‍​ ‌‍​‌​‍‌‍‌ ‌​‌ ‍‌‌ ​​‌‍‌‌​ ‌‌‍​‌‌ ​‍‌ ‌​‌‍‍‌‌‍​ ‌‍ ​‌‍‌‌​‍‌‍‌ ​​‌‍​‌‌ ‌​‌‍‍​​ ‌‌‍​ ‌‍ ‌‍ ‍‌ ‌​‌‍‌‌‌‍ ‍‌ ‌​​‍‌‌​ ‌‌‌​​‍‌‌ ‌‍‍ ‌‍‌‌‌ ‍‌​‍‌‌​ ​ ‌​‌​​‍‌‌​ ​ ‌​‌​​‍‌‌​ ​‍​ ​‍​ ​‍‌‍‌‌‌‍​‍​ ‌​​ ‌ ​ ‍‌‌‍​‍‌‍‌‌​ ​‍​ ‌‍‌‍‌​​ ‍‌​‍‌‌​ ​‍​ ​‍​‍‌‌​ ‌‌‌​‌​​‍ ‍‌‍​ ‌‍​‌‌ ​​‌ ‌​‌‍‍‌‌‍ ‌‍ ‍​‍‌‍‌ ​​‌‍‌‌‌ ​‍‌ ​ ‌ ​​‌‍‌‌‌‍​ ‌ ‌​‌‍‍‌‌ ‌‍‌‍‌‌​ ‌‌ ​​‌ ‌‌‌‍​‍‌‍ ​‌‍‍‌‌ ​ ‌‍‍​‌‍‌‌‌‍‌​​‍​‍‌ ‌
Video loading...
Related campaigns
Beyond Indian Point​​​​‌ ‍ ​‍​‍‌‍ ‌ ​‍‌‍‍‌‌‍‌ ‌‍‍‌‌‍ ‍​‍​‍​ ‍‍​‍​‍‌ ​ ‌‍​‌‌‍ ‍‌‍‍‌‌ ‌​‌ ‍‌​‍ ‍‌‍‍‌‌‍ ​‍​‍​‍ ​​‍​‍‌‍‍​‌ ​‍‌‍‌‌‌‍‌‍​‍​‍​ ‍‍​‍​‍‌‍‍​‌ ‌​‌ ‌​‌ ​​‌ ​ ​ ‍‍​‍ ​‍ ‌‍​ ‌‍ ‌‌ ​ ​‍ ‍‌‍ ‌‌‍​‌‌‍‍‌‌‍ ‍​‍ ‍​ ​‍​ ​​​ ​‍​ ‌​‌ ​‍‌‍‌‌‌‍‌​‌‍‌‌‌ ​ ‌‍‍‌‌‍‌ ‌‍ ‍​‍ ‍‌ ​‍‌‍‍‌‌ ‌‍‌‍‌‌‌ ​‍‌‍‍ ‌‍‌‌‌‍‌‌‌ ​​‌‍‌‌‌ ​‍​‍ ‍‌‍ ‌ ​‍‌‍‌ ​‍ ‌‍‍‌‌‍ ‍‌ ‌​‌‍‌‌‌‍ ‍‌ ‌​​‍ ‌‍‌‌‌‍‌​‌‍‍‌‌ ‌​​‍ ‌‍ ‌‌‍ ‌‍‌​‌‍‌‌​ ‌‌ ​​‌ ​‍‌‍‌‌‌ ​ ‌‍‌‌‌‍ ‍‌ ‌​‌‍​‌‌ ‌​‌‍‍‌‌‍ ‌‍ ‍​ ‍ ‌‍‍‌‌‍‌​​ ‌​ ​ ​ ​​​ ​‌​ ‌‌‌‍‌‍​ ‌ ‌‍​ ‌‍‌​​‍ ‌‌‍‌​​ ​ ​ ‌‍​ ‌‍​‍ ‌​ ‌​​ ​ ‌‍‌‌‌‍​‍​‍ ‌​ ‍‌​ ​​​ ​‍‌‍​‌​‍ ‌​ ‌ ​ ‌‍​ ​​‌‍​‌‌‍‌​​ ​‌​ ‌​‌‍‌‍​ ‍​​ ‌​​ ​​‌‍‌‍​ ‍ ‌ ‌​‌ ‍‌‌ ​​‌‍‌‌​ ‌‌‍​ ‌‍​‌‌‍ ‌‌ ​​‌‍​‌‌‍‍‌‌‍‌ ‌‍ ‍​ ‍ ‌ ​​‌‍​‌‌ ‌​‌‍‍​​ ‌‌ ‌​‌‍‍‌‌ ‌​‌‍ ​‌‍‌‌​ ‌‍​‍‌‍​‌‌ ​ ‌‍‌‌‌‌‌‌‌ ​‍‌‍ ​​ ‌‌‍‍​‌ ‌​‌ ‌​‌ ​​‌ ​ ​‍‌‌​ ​ ‌​​‌​‍‌‌​ ​‍‌​‌‍​‍‌‌​ ​‍‌​‌‍‌‍​ ‌‍ ‌‌ ​ ​‍ ‍‌‍ ‌‌‍​‌‌‍‍‌‌‍ ‍​‍ ‍​ ​‍​ ​​​ ​‍​ ‌​‌ ​‍‌‍‌‌‌‍‌​‌‍‌‌‌ ​ ‌‍‍‌‌‍‌ ‌‍ ‍​‍ ‍‌ ​‍‌‍‍‌‌ ‌‍‌‍‌‌‌ ​‍‌‍‍ ‌‍‌‌‌‍‌‌‌ ​​‌‍‌‌‌ ​‍​‍ ‍‌‍ ‌ ​‍‌‍‌ ​‍‌‍‌‍‍‌‌‍‌​​ ‌​ ​ ​ ​​​ ​‌​ ‌‌‌‍‌‍​ ‌ ‌‍​ ‌‍‌​​‍ ‌‌‍‌​​ ​ ​ ‌‍​ ‌‍​‍ ‌​ ‌​​ ​ ‌‍‌‌‌‍​‍​‍ ‌​ ‍‌​ ​​​ ​‍‌‍​‌​‍ ‌​ ‌ ​ ‌‍​ ​​‌‍​‌‌‍‌​​ ​‌​ ‌​‌‍‌‍​ ‍​​ ‌​​ ​​‌‍‌‍​‍‌‍‌ ‌​‌ ‍‌‌ ​​‌‍‌‌​ ‌‌‍​ ‌‍​‌‌‍ ‌‌ ​​‌‍​‌‌‍‍‌‌‍‌ ‌‍ ‍​‍‌‍‌ ​​‌‍​‌‌ ‌​‌‍‍​​ ‌‌ ‌​‌‍‍‌‌ ‌​‌‍ ​‌‍‌‌​‍‌‍‌ ​​‌‍‌‌‌ ​‍‌ ​ ‌ ​​‌‍‌‌‌‍​ ‌ ‌​‌‍‍‌‌ ‌‍‌‍‌‌​ ‌‌ ​​‌ ‌‌‌‍​‍‌‍ ​‌‍‍‌‌ ​ ‌‍‍​‌‍‌‌‌‍‌​​‍​‍‌ ‌
Monitoring the shutdown of a nuclear power plant on
the banks of the Hudson that killed billions of fish
each year​​​​‌ ‍ ​‍​‍‌‍ ‌ ​‍‌‍‍‌‌‍‌ ‌‍‍‌‌‍ ‍​‍​‍​ ‍‍​‍​‍‌ ​ ‌‍​‌‌‍ ‍‌‍‍‌‌ ‌​‌ ‍‌​‍ ‍‌‍‍‌‌‍ ​‍​‍​‍ ​​‍​‍‌‍‍​‌ ​‍‌‍‌‌‌‍‌‍​‍​‍​ ‍‍​‍​‍‌‍‍​‌ ‌​‌ ‌​‌ ​​‌ ​ ​ ‍‍​‍ ​‍ ‌‍​ ‌‍ ‌‌ ​ ​‍ ‍‌‍ ‌‌‍​‌‌‍‍‌‌‍ ‍​‍ ‍​ ​‍​ ​​​ ​‍​ ‌​‌ ​‍‌‍‌‌‌‍‌​‌‍‌‌‌ ​ ‌‍‍‌‌‍‌ ‌‍ ‍​‍ ‍‌ ​‍‌‍‍‌‌ ‌‍‌‍‌‌‌ ​‍‌‍‍ ‌‍‌‌‌‍‌‌‌ ​​‌‍‌‌‌ ​‍​‍ ‍‌‍ ‌ ​‍‌‍‌ ​‍ ‌‍‍‌‌‍ ‍‌ ‌​‌‍‌‌‌‍ ‍‌ ‌​​‍ ‌‍‌‌‌‍‌​‌‍‍‌‌ ‌​​‍ ‌‍ ‌‌‍ ‌‍‌​‌‍‌‌​ ‌‌ ​​‌ ​‍‌‍‌‌‌ ​ ‌‍‌‌‌‍ ‍‌ ‌​‌‍​‌‌ ‌​‌‍‍‌‌‍ ‌‍ ‍​ ‍ ‌‍‍‌‌‍‌​​ ‌​ ​ ​ ​​​ ​‌​ ‌‌‌‍‌‍​ ‌ ‌‍​ ‌‍‌​​‍ ‌‌‍‌​​ ​ ​ ‌‍​ ‌‍​‍ ‌​ ‌​​ ​ ‌‍‌‌‌‍​‍​‍ ‌​ ‍‌​ ​​​ ​‍‌‍​‌​‍ ‌​ ‌ ​ ‌‍​ ​​‌‍​‌‌‍‌​​ ​‌​ ‌​‌‍‌‍​ ‍​​ ‌​​ ​​‌‍‌‍​ ‍ ‌ ‌​‌ ‍‌‌ ​​‌‍‌‌​ ‌‌‍​ ‌‍​‌‌‍ ‌‌ ​​‌‍​‌‌‍‍‌‌‍‌ ‌‍ ‍​ ‍ ‌ ​​‌‍​‌‌ ‌​‌‍‍​​ ‌‌ ​ ‌‍‍​‌‍ ‌ ​‍‌ ‌​‌​‌​‌‍‌‌‌ ​ ‌‍​ ‌ ​‍‌‍‍‌‌ ​​‌ ‌​‌‍‍‌‌‍ ‌‍ ‍​ ‌‍​‍‌‍​‌‌ ​ ‌‍‌‌‌‌‌‌‌ ​‍‌‍ ​​ ‌‌‍‍​‌ ‌​‌ ‌​‌ ​​‌ ​ ​‍‌‌​ ​ ‌​​‌​‍‌‌​ ​‍‌​‌‍​‍‌‌​ ​‍‌​‌‍‌‍​ ‌‍ ‌‌ ​ ​‍ ‍‌‍ ‌‌‍​‌‌‍‍‌‌‍ ‍​‍ ‍​ ​‍​ ​​​ ​‍​ ‌​‌ ​‍‌‍‌‌‌‍‌​‌‍‌‌‌ ​ ‌‍‍‌‌‍‌ ‌‍ ‍​‍ ‍‌ ​‍‌‍‍‌‌ ‌‍‌‍‌‌‌ ​‍‌‍‍ ‌‍‌‌‌‍‌‌‌ ​​‌‍‌‌‌ ​‍​‍ ‍‌‍ ‌ ​‍‌‍‌ ​‍‌‍‌‍‍‌‌‍‌​​ ‌​ ​ ​ ​​​ ​‌​ ‌‌‌‍‌‍​ ‌ ‌‍​ ‌‍‌​​‍ ‌‌‍‌​​ ​ ​ ‌‍​ ‌‍​‍ ‌​ ‌​​ ​ ‌‍‌‌‌‍​‍​‍ ‌​ ‍‌​ ​​​ ​‍‌‍​‌​‍ ‌​ ‌ ​ ‌‍​ ​​‌‍​‌‌‍‌​​ ​‌​ ‌​‌‍‌‍​ ‍​​ ‌​​ ​​‌‍‌‍​‍‌‍‌ ‌​‌ ‍‌‌ ​​‌‍‌‌​ ‌‌‍​ ‌‍​‌‌‍ ‌‌ ​​‌‍​‌‌‍‍‌‌‍‌ ‌‍ ‍​‍‌‍‌ ​​‌‍​‌‌ ‌​‌‍‍​​ ‌‌ ​ ‌‍‍​‌‍ ‌ ​‍‌ ‌​‌​‌​‌‍‌‌‌ ​ ‌‍​ ‌ ​‍‌‍‍‌‌ ​​‌ ‌​‌‍‍‌‌‍ ‌‍ ‍​‍‌‍‌ ​​‌‍‌‌‌ ​‍‌ ​ ‌ ​​‌‍‌‌‌‍​ ‌ ‌​‌‍‍‌‌ ‌‍‌‍‌‌​ ‌‌ ​​‌ ‌‌‌‍​‍‌‍ ​‌‍‍‌‌ ​ ‌‍‍​‌‍‌‌‌‍‌​​‍​‍‌ ‌